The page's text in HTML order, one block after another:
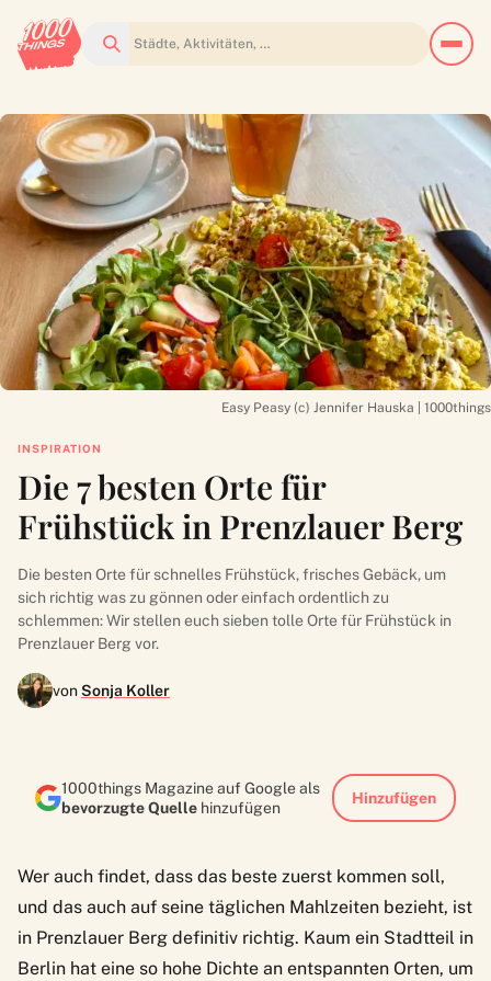
Suchen
Easy Peasy (c) Jennifer Hauska | 1000things
INSPIRATION
Die 7 besten Orte für
Frühstück in Prenzlauer Berg
Die besten Orte für schnelles Frühstück, frisches Gebäck, um
sich richtig was zu gönnen oder einfach ordentlich zu
schlemmen: Wir stellen euch sieben tolle Orte für Frühstück in
Prenzlauer Berg vor.
vonSonja Koller
1000things Magazine auf Google als
bevorzugte Quelle hinzufügen
Hinzufügen
Wer auch findet, dass das beste zuerst kommen soll,
und das auch auf seine täglichen Mahlzeiten bezieht, ist
in Prenzlauer Berg definitiv richtig. Kaum ein Stadtteil in
Berlin hat eine so hohe Dichte an entspannten Orten, um